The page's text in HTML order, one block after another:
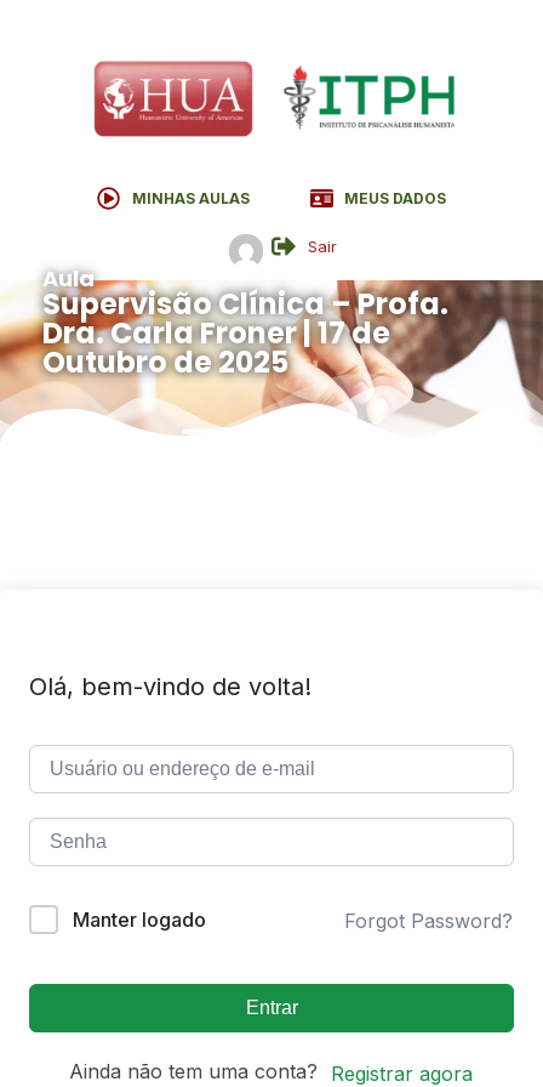
MINHAS AULAS MEUS DADOS
Sair
Aula
Supervisão Clínica – Profa.
Dra. Carla Froner | 17 de
Outubro de 2025
Olá, bem-vindo de volta!
Manter logado Forgot Password?
Entrar
Ainda não tem uma conta? Registrar agora